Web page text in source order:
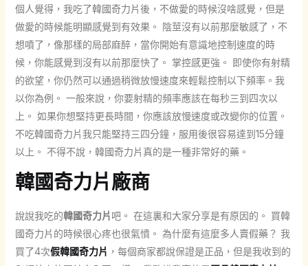
個人覺得，我吃了韓國奇力片後，不做愛的時候沒啥感覺，但是
做愛的時候能明顯感覺到有效果。 陰莖沒有以前那麼敏感了，不
想噴了，像那樣的局部麻醉，當你開始有意識地控制速度的時
候，你能感覺到沒有以前那麼快了。 掌控感更強。 即使你有射精
的欲望，你仍然可以通過稍微放慢速度來輕鬆控制以下頻率。我
以你為例。 一般來說，你要射精的頻率應該在每秒三到四次以
上。 如果你想堅持更長時間，你應該放慢速度或改變你的位置。
不吃韓國奇力片我只能堅持三四分鐘，服用後很容易達到15分鐘
以上。 不得不說，韓國奇力片真的是一種非常好的藥。
韓國奇力片廠商
說說我吃的韓國奇力片吧。 在這裏和大家分享是有原因的。 買韓
國奇力片的時候很心疼也很氣憤。 為什麼有這麼多人賣假藥？ 我
買了4次假韓國奇力片 ，每個商家都說保證是正品，但是我收到的